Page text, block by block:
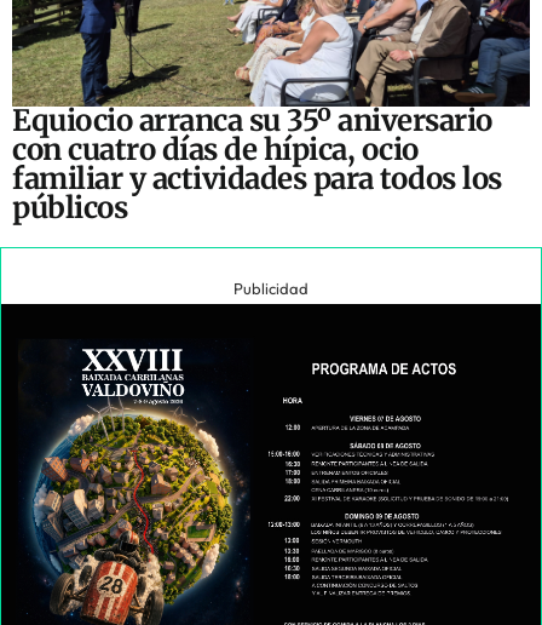
Equiocio arranca su 35º aniversario
con cuatro días de hípica, ocio
familiar y actividades para todos los
públicos
Publicidad